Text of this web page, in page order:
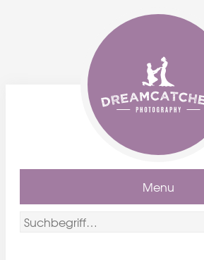
Menu